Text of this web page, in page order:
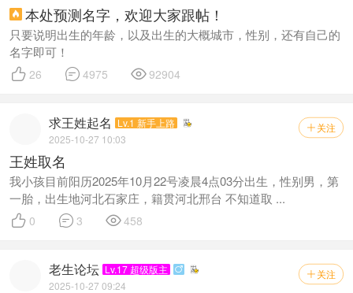
 本处预测名字，欢迎大家跟帖！
只要说明出生的年龄，以及出生的大概城市，性别，还有自己的
名字即可！
 26  4975 92904
 关注
求王姓起名 Lv.1 新手上路
2025-10-27 10:03
王姓取名
我小孩目前阳历2025年10月22号凌晨4点03分出生，性别男，第
一胎，出生地河北石家庄，籍贯河北邢台 不知道取 ...
 0  3 458
 关注
老生论坛 Lv.17 超级版主 
2025-10-27 09:24